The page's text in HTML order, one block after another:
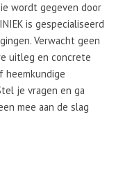
wordt gegeven door
is gespecialiseerd
Verwacht geen
uitleg en concrete
heemkundige
je vragen en ga
mee aan de slag